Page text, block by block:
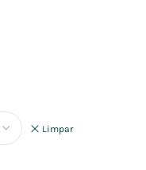
Limpar